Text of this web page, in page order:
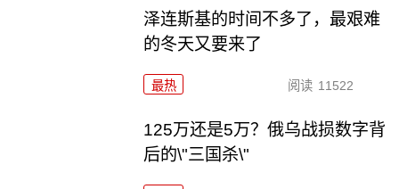
泽连斯基的时间不多了，最艰难
的冬天又要来了
最热 阅读 11522
125万还是5万？俄乌战损数字背
后的\"三国杀\"